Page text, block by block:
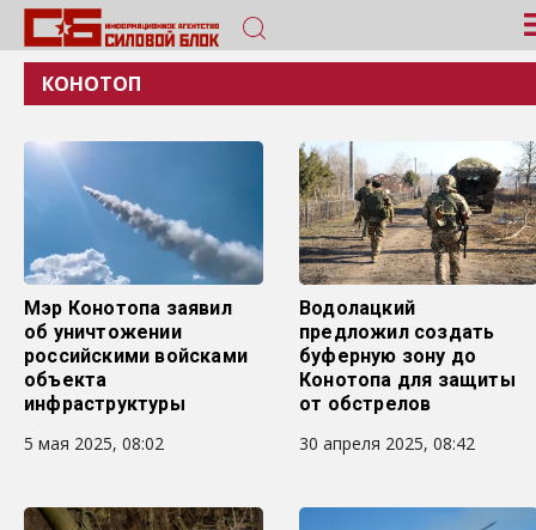
КОНОТОП
Мэр Конотопа заявил
об уничтожении
российскими войсками
объекта
инфраструктуры
5 мая 2025, 08:02
Водолацкий
предложил создать
буферную зону до
Конотопа для защиты
от обстрелов
30 апреля 2025, 08:42